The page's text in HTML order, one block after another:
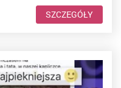
SZCZEGÓŁY